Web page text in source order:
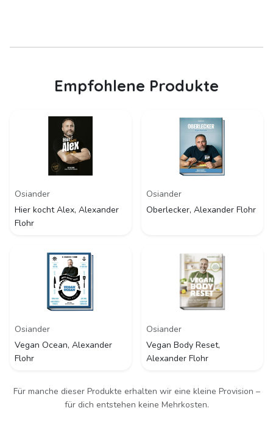
Empfohlene Produkte
Osiander
Hier kocht Alex, Alexander
Flohr
Osiander
Oberlecker, Alexander Flohr
Osiander
Vegan Ocean, Alexander
Flohr
Osiander
Vegan Body Reset,
Alexander Flohr
Für manche dieser Produkte erhalten wir eine kleine Provision –
für dich entstehen keine Mehrkosten.